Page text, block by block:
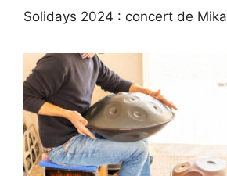
Solidays 2024 : concert de Mika